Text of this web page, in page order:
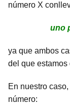
número X
uno
ya que ambos
del que
En nuestro
número: